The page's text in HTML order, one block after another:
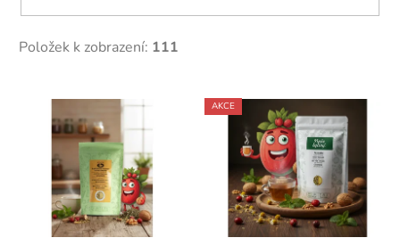
Položek k zobrazení: 111
AKCE